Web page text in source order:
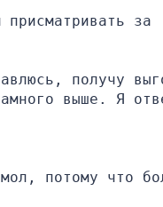
за
получу
выше. Я
потому что